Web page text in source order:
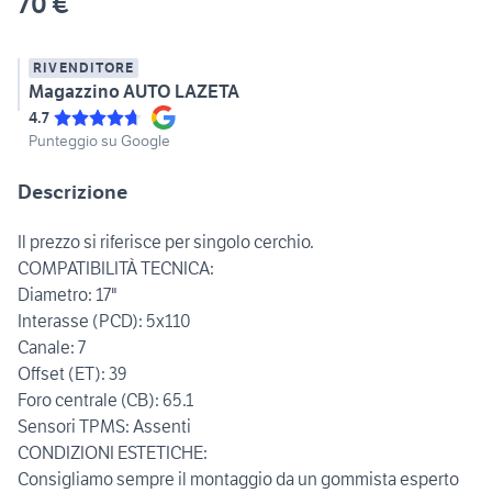
RIVENDITORE
Magazzino AUTO LAZETA
4.7
Punteggio su Google
Descrizione
Il prezzo si riferisce per singolo cerchio.
COMPATIBILITÀ TECNICA:
Diametro: 17"
Interasse (PCD): 5x110
Canale: 7
Offset (ET): 39
Foro centrale (CB): 65.1
Sensori TPMS: Assenti
CONDIZIONI ESTETICHE:
Consigliamo sempre il montaggio da un gommista esperto